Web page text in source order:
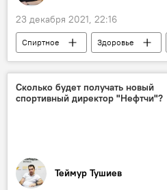
23 декабря 2021, 22:16
Спиртное Здоровье
Сколько будет получать новый
спортивный директор "Нефтчи"?
Теймур Тушиев